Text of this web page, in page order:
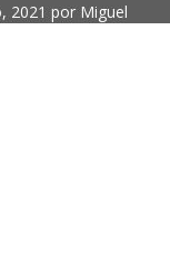
2021 por Miguel